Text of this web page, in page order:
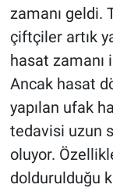
zamanı geldi.
çiftçiler artık
hasat zamanı
Ancak hasat
yapılan ufak
tedavisi uzun
oluyor.
doldurulduğu